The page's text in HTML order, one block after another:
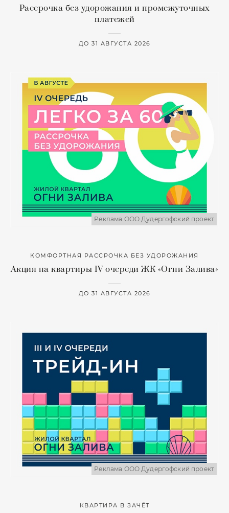
Рассрочка без удорожания и промежуточных
платежей
ДО 31 АВГУСТА 2026
Реклама ООО Дудергофский проект
КОМФОРТНАЯ РАССРОЧКА БЕЗ УДОРОЖАНИЯ
Акция на квартиры IV очереди ЖК «Огни Залива»
ДО 31 АВГУСТА 2026
Реклама ООО Дудергофский проект
КВАРТИРА В ЗАЧЁТ